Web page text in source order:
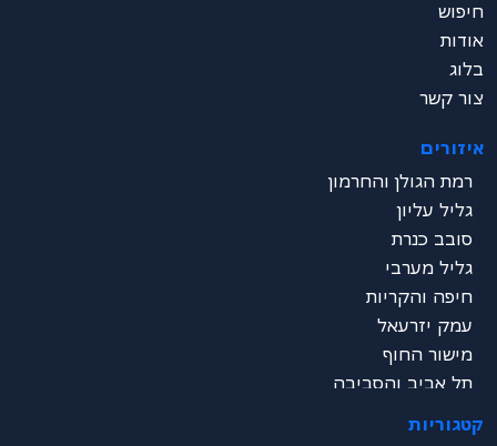
חיפוש
אודות
בלוג
צור קשר
איזורים
רמת הגולן והחרמון
גליל עליון
סובב כנרת
גליל מערבי
חיפה והקריות
עמק יזרעאל
מישור החוף
תל אביב והסביבה
קטגוריות